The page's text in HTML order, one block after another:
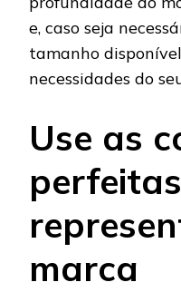
e, caso seja
tamanho
necessidades do
Use as
marca